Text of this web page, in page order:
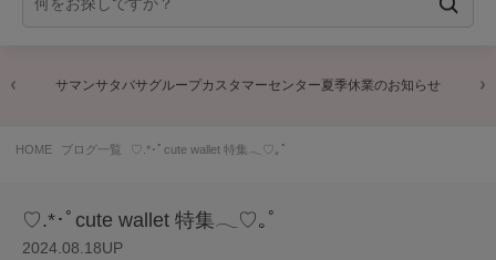
サマンサタバサグループカスタマーセンター夏季休業のお知らせ
HOME ブログ一覧 ♡.*･ﾟcute wallet 特集𓂃♡｡ﾟ
♡.*･ﾟcute wallet 特集𓂃♡｡ﾟ
2024.08.18UP